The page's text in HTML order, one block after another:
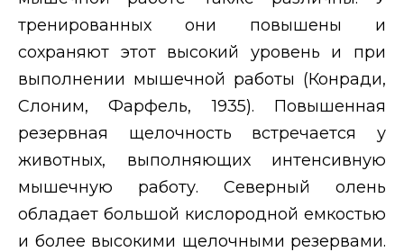
тренированных они повышены и
сохраняют этот высокий уровень и при
выполнении мышечной работы (Конради,
Слоним, Фарфель, 1935). Повышенная
резервная щелочность встречается у
животных, выполняющих интенсивную
мышечную работу. Северный олень
обладает большой кислородной емкостью
и более высокими щелочными резервами.